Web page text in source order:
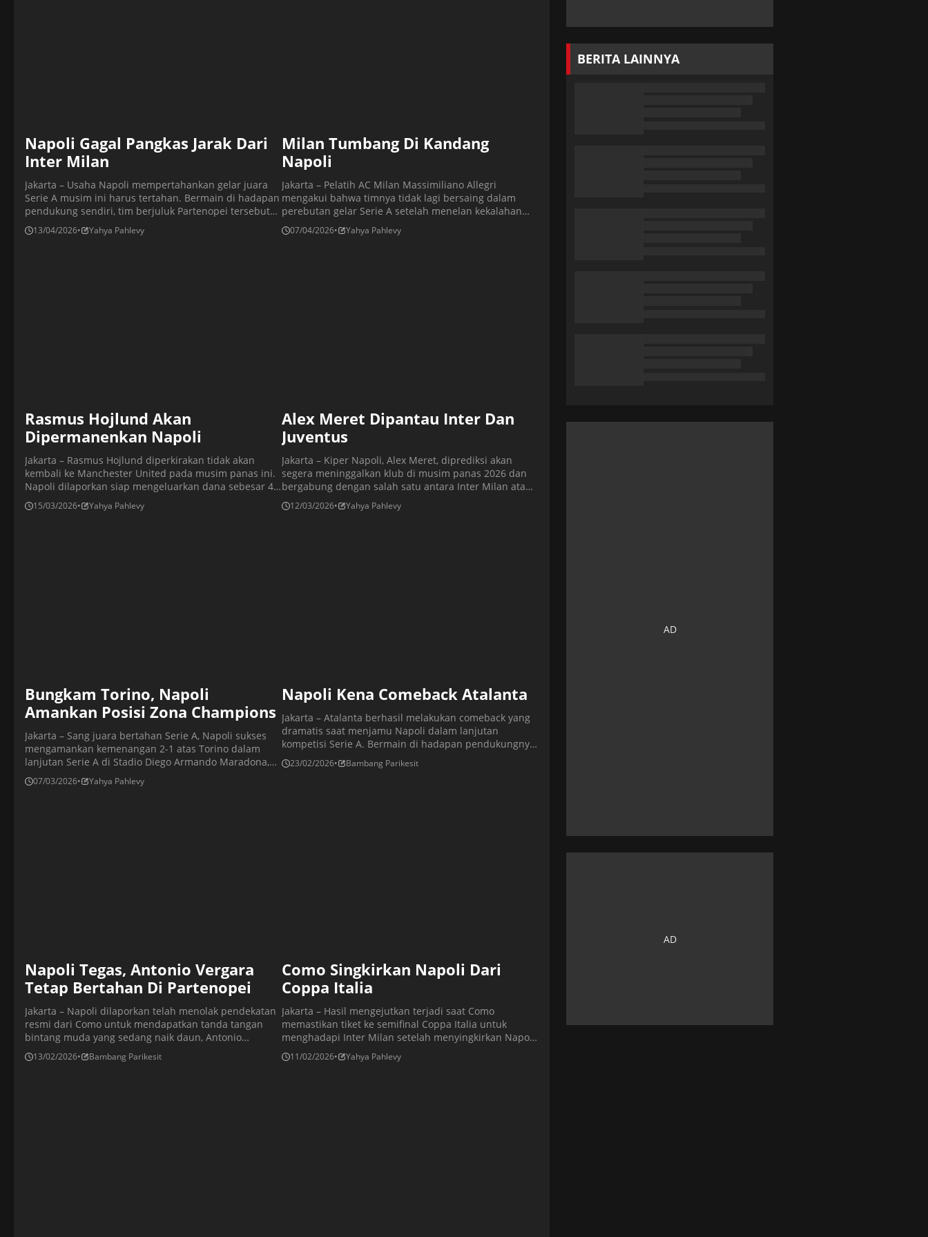
Napoli Gagal Pangkas Jarak Dari
Inter Milan
Jakarta – Usaha Napoli mempertahankan gelar juara
Serie A musim ini harus tertahan. Bermain di hadapan
pendukung sendiri, tim berjuluk Partenopei tersebut
dipaksa bermain imbang 1-1 oleh Parma. Meski Scott
McTominay muncul sebagai penyelamat, hasil ini
13/04/2026• Yahya Pahlevy
Milan Tumbang Di Kandang
Napoli
Jakarta – Pelatih AC Milan Massimiliano Allegri
mengakui bahwa timnya tidak lagi bersaing dalam
perebutan gelar Serie A setelah menelan kekalahan
telak 1-0 dari Napoli. Pelatih asal Italia itu menegaskan
bahwa Rossoneri kini sepenuhnya fokus untuk
07/04/2026• Yahya Pahlevy
Rasmus Hojlund Akan
Dipermanenkan Napoli
Jakarta – Rasmus Hojlund diperkirakan tidak akan
kembali ke Manchester United pada musim panas ini.
Napoli dilaporkan siap mengeluarkan dana sebesar 44
juta euro (Rp851 miliar) untuk mempermanenkan
status Hojlund yang saat ini dipinjam dari Manchester
15/03/2026• Yahya Pahlevy
Alex Meret Dipantau Inter Dan
Juventus
Jakarta – Kiper Napoli, Alex Meret, diprediksi akan
segera meninggalkan klub di musim panas 2026 dan
bergabung dengan salah satu antara Inter Milan atau
Juventus. Masa depan pemain berusia 28 tahun itu di
Naples jadi tidak pasti setelah kehilangan posisi utama
12/03/2026• Yahya Pahlevy
Bungkam Torino, Napoli
Amankan Posisi Zona Champions
Jakarta – Sang juara bertahan Serie A, Napoli sukses
mengamankan kemenangan 2-1 atas Torino dalam
lanjutan Serie A di Stadio Diego Armando Maradona,
Napoli, Jumat (7/3/2026) dini hari WIB. Tuan rumah
sempat unggul dua gol sebelum Torino memperkecil
07/03/2026• Yahya Pahlevy
Napoli Kena Comeback Atalanta
Jakarta – Atalanta berhasil melakukan comeback yang
dramatis saat menjamu Napoli dalam lanjutan
kompetisi Serie A. Bermain di hadapan pendukungnya
sendiri, skuad La Dea sukses menundukkan
perlawanan sengit tim tamu dengan skor akhir 2-1.
23/02/2026• Bambang Parikesit
Napoli Tegas, Antonio Vergara
Tetap Bertahan Di Partenopei
Jakarta – Napoli dilaporkan telah menolak pendekatan
resmi dari Como untuk mendapatkan tanda tangan
bintang muda yang sedang naik daun, Antonio
Vergara. Pelatih Partenopei, Antonio Conte dan
direktur olahraga Giovanni Manna mengambil langkah
13/02/2026• Bambang Parikesit
Como Singkirkan Napoli Dari
Coppa Italia
Jakarta – Hasil mengejutkan terjadi saat Como
memastikan tiket ke semifinal Coppa Italia untuk
menghadapi Inter Milan setelah menyingkirkan Napoli
dalam drama adu penalti (7-6), menyusul hasil imbang
1-1 di waktu normal. Kemenangan ini menandai
11/02/2026• Yahya Pahlevy
BERITA LAINNYA